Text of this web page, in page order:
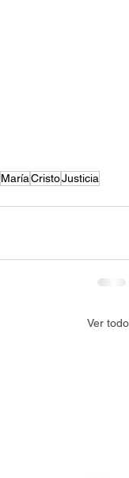
MaríaCristoJusticia
Ver todo